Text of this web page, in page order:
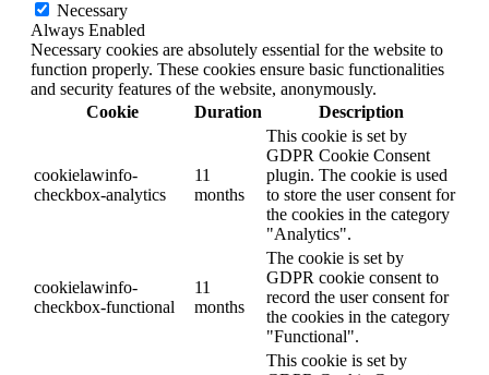
Necessary
Always Enabled
Necessary cookies are absolutely essential for the website to
function properly. These cookies ensure basic functionalities
and security features of the website, anonymously.
Cookie
Duration Description
cookielawinfo-
checkbox-analytics
11
months
This cookie is set by
GDPR Cookie Consent
plugin. The cookie is used
to store the user consent for
the cookies in the category
"Analytics".
cookielawinfo-
checkbox-functional
11
months
The cookie is set by
GDPR cookie consent to
record the user consent for
the cookies in the category
"Functional".
This cookie is set by